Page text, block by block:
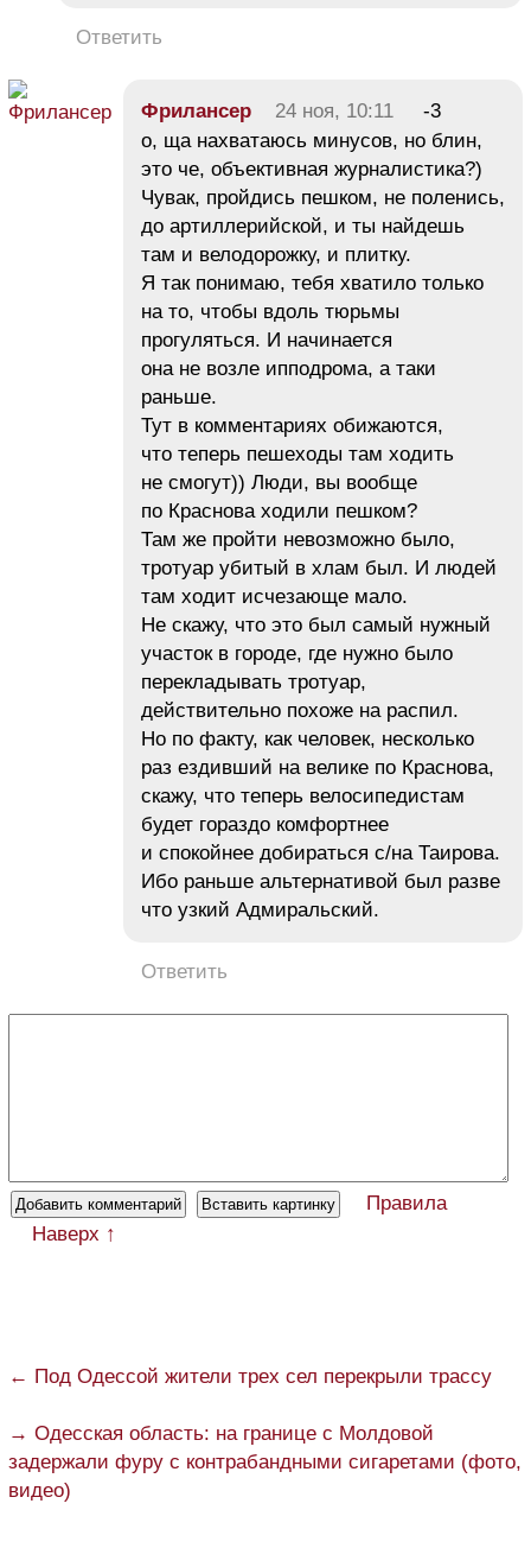
Ответить
Фрилансер 24 ноя, 10:11
-3
о, ща нахватаюсь минусов, но блин,
это че, объективная журналистика?)
Чувак, пройдись пешком, не поленись,
до артиллерийской, и ты найдешь
там и велодорожку, и плитку.
Я так понимаю, тебя хватило только
на то, чтобы вдоль тюрьмы
прогуляться. И начинается
она не возле ипподрома, а таки
раньше.
Тут в комментариях обижаются,
что теперь пешеходы там ходить
не смогут)) Люди, вы вообще
по Краснова ходили пешком?
Там же пройти невозможно было,
тротуар убитый в хлам был. И людей
там ходит исчезающе мало.
Не скажу, что это был самый нужный
участок в городе, где нужно было
перекладывать тротуар,
действительно похоже на распил.
Но по факту, как человек, несколько
раз ездивший на велике по Краснова,
скажу, что теперь велосипедистам
будет гораздо комфортнее
и спокойнее добираться с/на Таирова.
Ибо раньше альтернативой был разве
что узкий Адмиральский.
Ответить
Правила
Наверх ↑
← Под Одессой жители трех сел перекрыли трассу
→ Одесская область: на границе с Молдовой
задержали фуру с контрабандными сигаретами (фото,
видео)